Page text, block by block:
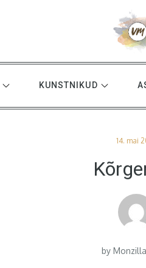
KUNSTNIKUD
Posted
14. mai
by Monzilla